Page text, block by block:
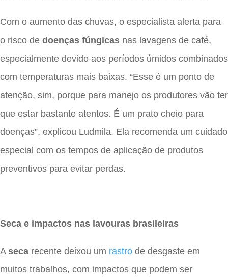
Com o aumento das chuvas, o especialista alerta para
o risco de doenças fúngicas nas lavagens de café,
especialmente devido aos períodos úmidos combinados
com temperaturas mais baixas. “Esse é um ponto de
atenção, sim, porque para manejo os produtores vão ter
que estar bastante atentos. É um prato cheio para
doenças”, explicou Ludmila. Ela recomenda um cuidado
especial com os tempos de aplicação de produtos
preventivos para evitar perdas.
Seca e impactos nas lavouras brasileiras
A seca recente deixou um rastro de desgaste em
muitos trabalhos, com impactos que podem ser